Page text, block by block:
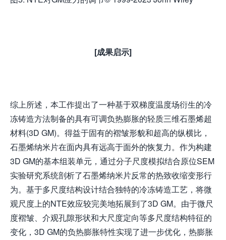
[成果启示]
综上所述，本工作提出了一种基于双梯度温度场衍生的冷
冻铸造方法制备的具有可调负热膨胀的轻质三维石墨烯超
材料(3D GM)。得益于固有的褶皱形貌和超高的纵横比，
石墨烯纳米片在面内具有远高于面外的恢复力。作为构建
3D GM的基本组装单元，通过分子尺度模拟结合原位SEM
实验研究系统剖析了石墨烯纳米片反常的热致收缩变形行
为。基于多尺度结构设计结合独特的冷冻铸造工艺，将微
观尺度上的NTE效应较完美地拓展到了3D GM。由于微尺
度褶皱、介观孔隙形状和大尺度定向等多尺度结构特征的
变化，3D GM的负热膨胀特性实现了进一步优化，热膨胀